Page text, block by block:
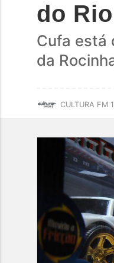
do Rio
Cufa está
da
CULTURA FM